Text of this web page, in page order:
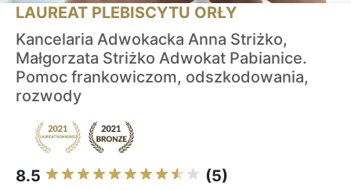
LAUREAT PLEBISCYTU ORŁY
Kancelaria Adwokacka Anna Striżko,
Małgorzata Striżko Adwokat Pabianice.
Pomoc frankowiczom, odszkodowania,
rozwody
8.5 (5)